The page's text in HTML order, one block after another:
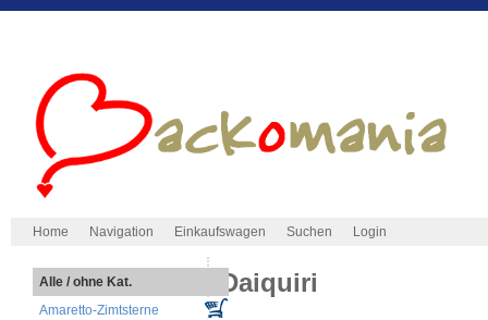
Home Navigation Einkaufswagen Suchen Login
Alle / ohne Kat.
Amaretto-Zimtsterne
Daiquiri